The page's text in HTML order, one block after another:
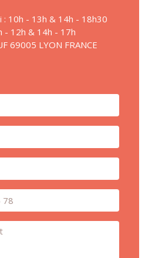
: 10h - 13h & 14h - 18h30
- 12h & 14h - 17h
69005 LYON FRANCE